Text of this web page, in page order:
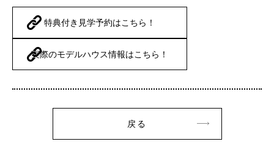
特典付き見学予約はこちら！
実際のモデルハウス情報はこちら！
戻る